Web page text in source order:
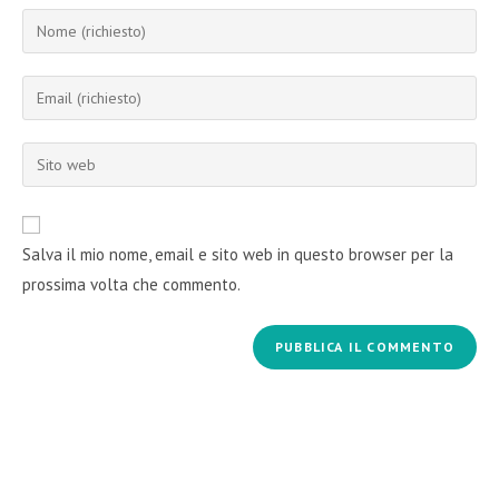
Inserisci
il
tuo
nome
nome
utente
per
commentare
Inserisci
il
tuo
indirizzo
commentare
Inserisci
l'URL
sito
web
(facoltativo)
Salva il mio nome, email e sito web in questo browser per la
prossima volta che commento.